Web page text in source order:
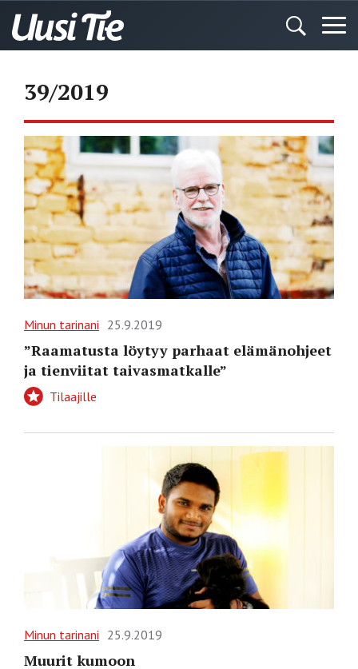
39/2019
Minun tarinani 25.9.2019
”Raamatusta löytyy parhaat elämänohjeet
ja tienviitat taivasmatkalle”
Tilaajille
Minun tarinani 25.9.2019
Muurit kumoon